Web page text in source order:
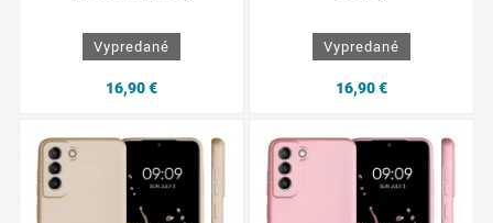
Vypredané
16,90 €
Vypredané
16,90 €